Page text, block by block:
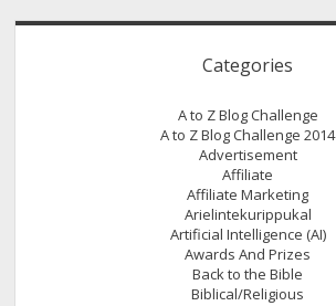
Categories
A to Z Blog Challenge
A to Z Blog Challenge 2014
Advertisement
Affiliate
Affiliate Marketing
Arielintekurippukal
Artificial Intelligence (AI)
Awards And Prizes
Back to the Bible
Biblical/Religious